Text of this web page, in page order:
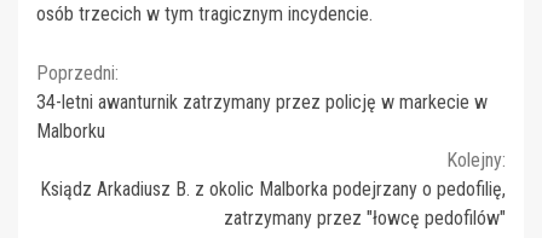
osób trzecich w tym tragicznym incydencie.
Continue
Reading
Poprzedni:
34-letni awanturnik zatrzymany przez policję w markecie w
Malborku
Kolejny:
Ksiądz Arkadiusz B. z okolic Malborka podejrzany o pedofilię,
zatrzymany przez "łowcę pedofilów"